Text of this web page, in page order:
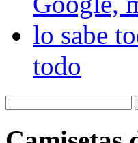
todo